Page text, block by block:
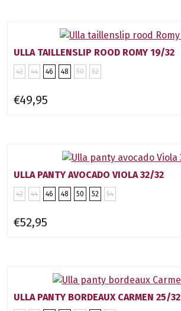
ULLA TAILLENSLIP ROOD ROMY 19/32
42 44 46 48 50 52
€49,95
ULLA PANTY AVOCADO VIOLA 32/32
42 44 46 48 50 52 54
€52,95
ULLA PANTY BORDEAUX CARMEN 25/32